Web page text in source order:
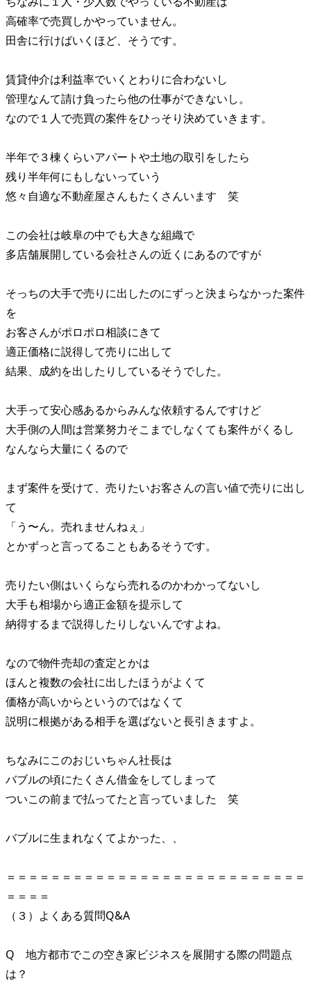
高確率で売買しかやっていません。
田舎に行けばいくほど、そうです。
賃貸仲介は利益率でいくとわりに合わないし
管理なんて請け負ったら他の仕事ができないし。
なので１人で売買の案件をひっそり決めていきます。
半年で３棟くらいアパートや土地の取引をしたら
残り半年何にもしないっていう
悠々自適な不動産屋さんもたくさんいます 笑
この会社は岐阜の中でも大きな組織で
多店舗展開している会社さんの近くにあるのですが
そっちの大手で売りに出したのにずっと決まらなかった案件
を
お客さんがポロポロ相談にきて
適正価格に説得して売りに出して
結果、成約を出したりしているそうでした。
大手って安心感あるからみんな依頼するんですけど
大手側の人間は営業努力そこまでしなくても案件がくるし
なんなら大量にくるので
まず案件を受けて、売りたいお客さんの言い値で売りに出し
て
「う〜ん。売れませんねぇ」
とかずっと言ってることもあるそうです。
売りたい側はいくらなら売れるのかわかってないし
大手も相場から適正金額を提示して
納得するまで説得したりしないんですよね。
なので物件売却の査定とかは
ほんと複数の会社に出したほうがよくて
価格が高いからというのではなくて
説明に根拠がある相手を選ばないと長引きますよ。
ちなみにこのおじいちゃん社長は
バブルの頃にたくさん借金をしてしまって
ついこの前まで払ってたと言っていました 笑
バブルに生まれなくてよかった、、
＝＝＝＝＝＝＝＝＝＝＝＝＝＝＝＝＝＝＝＝＝＝＝＝＝＝＝
＝＝＝＝
（３）よくある質問Q&A
Q 地方都市でこの空き家ビジネスを展開する際の問題点
は？